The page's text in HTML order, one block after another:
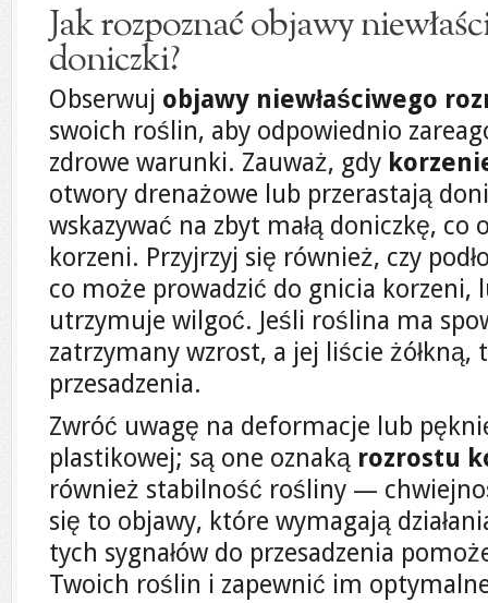
Jak rozpoznać objawy
doniczki?
Obserwuj objawy niewłaściwego
swoich roślin, aby odpowiednio
zdrowe warunki. Zauważ, gdy
otwory drenażowe lub przerastają
wskazywać na zbyt małą doniczkę, co
korzeni. Przyjrzyj się również, czy
co może prowadzić do gnicia korzeni,
utrzymuje wilgoć. Jeśli roślina ma
zatrzymany wzrost, a jej liście żółkną,
przesadzenia.
Zwróć uwagę na deformacje lub
plastikowej; są one oznaką rozrostu
również stabilność rośliny —
się to objawy, które wymagają
tych sygnałów do przesadzenia
Twoich roślin i zapewnić im